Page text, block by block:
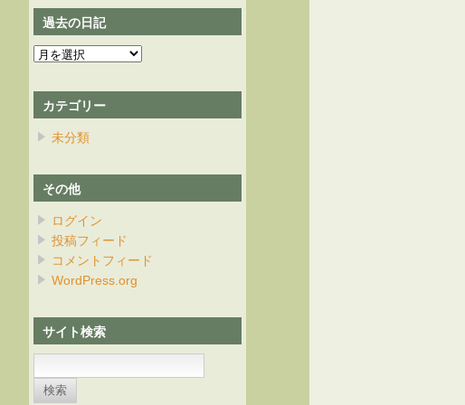
過去の日記
過
の
日
記
カテゴリー
未分類
その他
ログイン
投稿フィード
コメントフィード
WordPress.org
サイト検索
索: